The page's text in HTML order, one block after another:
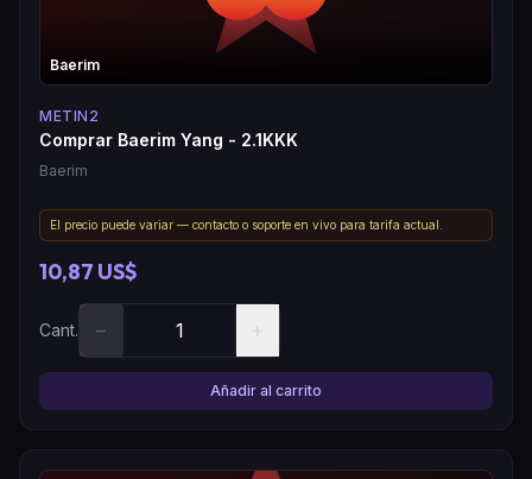
Baerim
METIN2
Comprar Baerim Yang - 2.1KKK
Baerim
El precio puede variar — contacto o soporte en vivo para tarifa actual.
10,87 US$
Cant. − +
Añadir al carrito